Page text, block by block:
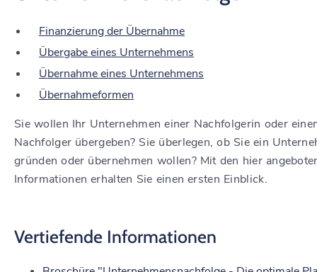
Finanzierung der Übernahme
Übergabe eines Unternehmens
Übernahme eines Unternehmens
Übernahmeformen
Sie wollen Ihr Unternehmen einer Nachfolgerin oder
Nachfolger übergeben? Sie überlegen, ob Sie ein
gründen oder übernehmen wollen? Mit den hier
Informationen erhalten Sie einen ersten Einblick.
Vertiefende Informationen